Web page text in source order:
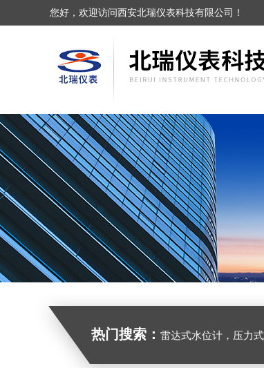
您好，欢迎访问西安北瑞仪表科技有限公司！
热门搜索： 雷达式水位计，压力式